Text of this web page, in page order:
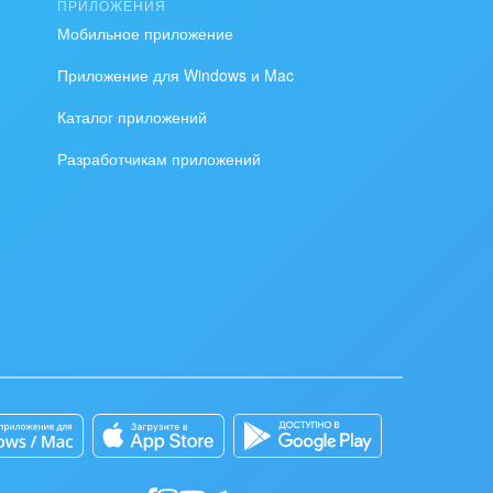
Встречей
ПРИЛОЖЕНИЯ
Мобильное приложение
Приложение для Windows и Mac
Каталог приложений
Разработчикам приложений